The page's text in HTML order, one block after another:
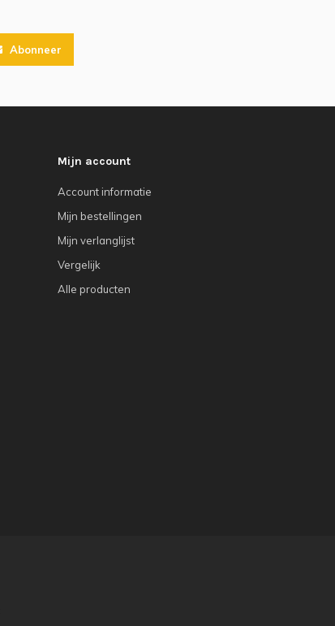
Abonneer
Mijn account
Account informatie
Mijn bestellingen
Mijn verlanglijst
Vergelijk
Alle producten